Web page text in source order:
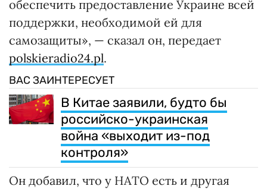
обеспечить предоставление Украине всей
поддержки, необходимой ей для
самозащиты», — сказал он, передает
polskieradio24.pl.
ВАС ЗАИНТЕРЕСУЕТ
В Китае заявили, будто бы
российско-украинская
война «выходит из-под
контроля»
Он добавил, что у НАТО есть и другая